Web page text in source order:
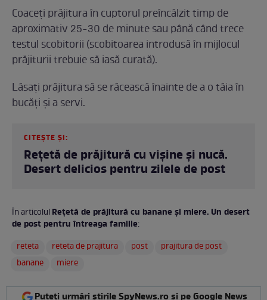
Coaceți prăjitura în cuptorul preîncălzit timp de
aproximativ 25-30 de minute sau până când trece
testul scobitorii (scobitoarea introdusă în mijlocul
prăjiturii trebuie să iasă curată).
Lăsați prăjitura să se răcească înainte de a o tăia în
bucăți și a servi.
CITEȘTE ȘI:
Rețetă de prăjitură cu vișine și nucă.
Desert delicios pentru zilele de post
În articolulRețetă de prăjitură cu banane și miere. Un desert
de post pentru întreaga familie:
reteta
reteta de prajitura post
prajitura de post
banane
miere
Puteți urmări știrile SpyNews.ro și pe Google News